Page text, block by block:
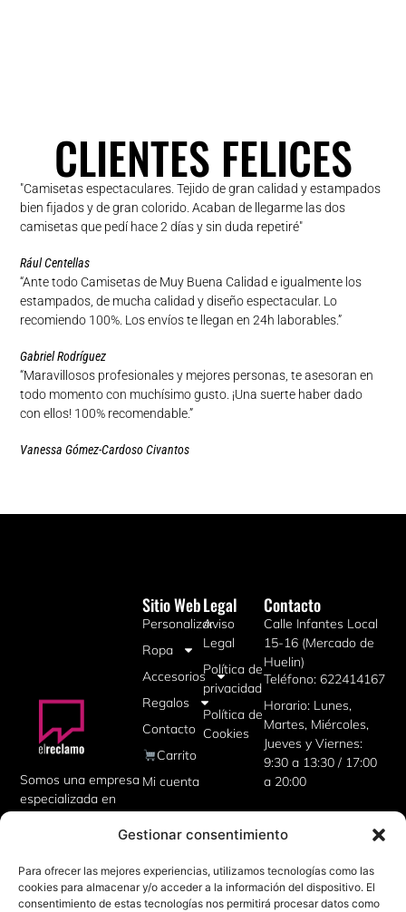
Gestionar consentimiento
Para ofrecer las mejores experiencias, utilizamos tecnologías como las
cookies para almacenar y/o acceder a la información del dispositivo. El
consentimiento de estas tecnologías nos permitirá procesar datos como
CLIENTES FELICES
"Camisetas espectaculares. Tejido de gran calidad y estampados
bien fijados y de gran colorido. Acaban de llegarme las dos
camisetas que pedí hace 2 días y sin duda repetiré"
Rául Centellas
“Ante todo Camisetas de Muy Buena Calidad e igualmente los
estampados, de mucha calidad y diseño espectacular. Lo
recomiendo 100%. Los envíos te llegan en 24h laborables.”
Gabriel Rodríguez
“Maravillosos profesionales y mejores personas, te asesoran en
todo momento con muchísimo gusto. ¡Una suerte haber dado
con ellos! 100% recomendable.”
Vanessa Gómez-Cardoso Civantos
Somos una empresa
especializada en
trabajo, camisetas
personalizadas,
Legal
Aviso
Legal
Política de
privacidad
Política de
Cookies
Sitio Web
Personalizar
Ropa
Accesorios
Regalos
Contacto
Carrito
Mi cuenta
Contacto
Calle Infantes Local
15-16 (Mercado de
Huelin)
Teléfono: 622414167
Horario: Lunes,
Martes, Miércoles,
Jueves y Viernes:
9:30 a 13:30 / 17:00
a 20:00